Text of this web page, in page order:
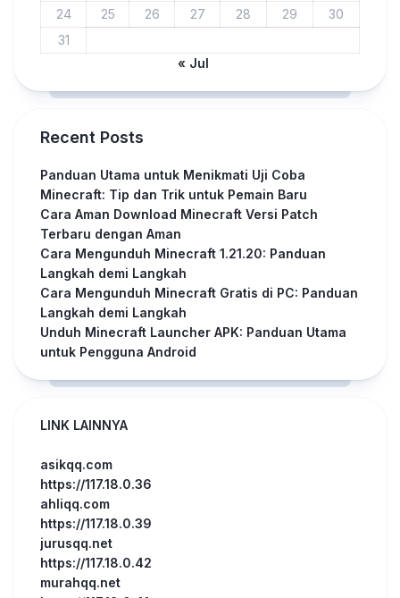
24
25 26 27 28 29
30
31
« Jul
Recent Posts
Panduan Utama untuk Menikmati Uji Coba
Minecraft: Tip dan Trik untuk Pemain Baru
Cara Aman Download Minecraft Versi Patch
Terbaru dengan Aman
Cara Mengunduh Minecraft 1.21.20: Panduan
Langkah demi Langkah
Cara Mengunduh Minecraft Gratis di PC: Panduan
Langkah demi Langkah
Unduh Minecraft Launcher APK: Panduan Utama
untuk Pengguna Android
LINK LAINNYA
asikqq.com
https://117.18.0.36
ahliqq.com
https://117.18.0.39
jurusqq.net
https://117.18.0.42
murahqq.net